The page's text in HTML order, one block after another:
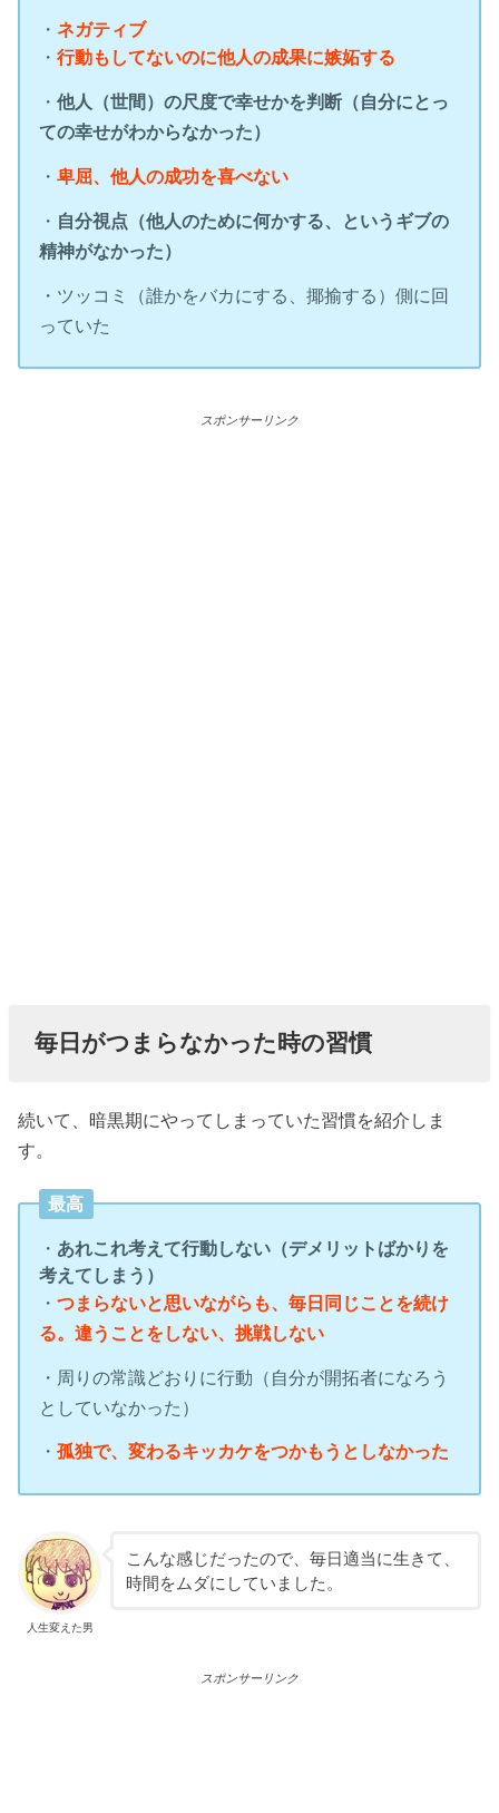
・ネガティブ
・行動もしてないのに他人の成果に嫉妬する
・他人（世間）の尺度で幸せかを判断（自分にとっ
ての幸せがわからなかった）
・卑屈、他人の成功を喜べない
・ 自分視点（他人のために何かする、というギブの
精神がなかった）
・ツッコミ（誰かをバカにする、揶揄する）側に回
っていた
スポンサーリンク
毎日がつまらなかった時の習慣
続いて、暗黒期にやってしまっていた習慣を紹介しま
す。
最高
・ あれこれ考えて行動しない（デメリットばかりを
考えてしまう）
・つまらないと思いながらも、毎日同じことを続け
る。違うことをしない、挑戦しない
・周りの常識どおりに行動（自分が開拓者になろう
としていなかった）
・孤独で、変わるキッカケをつかもうとしなかった
人生変えた男
こんな感じだったので、毎日適当に生きて、
時間をムダにしていました。
スポンサーリンク